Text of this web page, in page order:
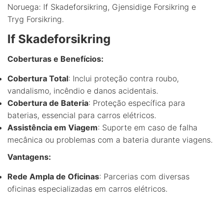
Noruega: If Skadeforsikring, Gjensidige Forsikring e
Tryg Forsikring.
If Skadeforsikring
Coberturas e Benefícios:
Cobertura Total: Inclui proteção contra roubo,
vandalismo, incêndio e danos acidentais.
Cobertura de Bateria: Proteção específica para
baterias, essencial para carros elétricos.
Assistência em Viagem: Suporte em caso de falha
mecânica ou problemas com a bateria durante viagens.
Vantagens:
Rede Ampla de Oficinas: Parcerias com diversas
oficinas especializadas em carros elétricos.